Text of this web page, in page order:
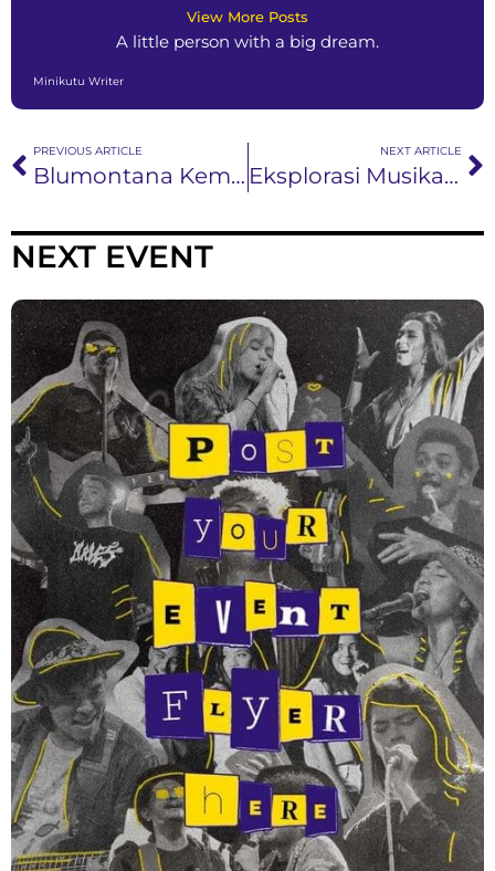
View More Posts
A little person with a big dream.
Minikutu Writer
PREVIOUS ARTICLE
Blumontana Kembali Dengan Merilis Single Bertajuk “Let Me Out”
NEXT ARTICLE
Eksplorasi Musikal Tentang Perjalanan Hidup dari NIDJI Hadirkan Single “Buang Buang Waktu” Karya Guruh Soekarno Putra
NEXT EVENT